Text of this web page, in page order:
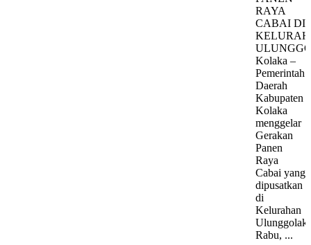
RAYA
CABAI DI
Kolaka –
Pemerintah
Daerah
Kabupaten
Kolaka
menggelar
Gerakan
Panen
Raya
Cabai yang
dipusatkan
di
Kelurahan
Rabu, ...